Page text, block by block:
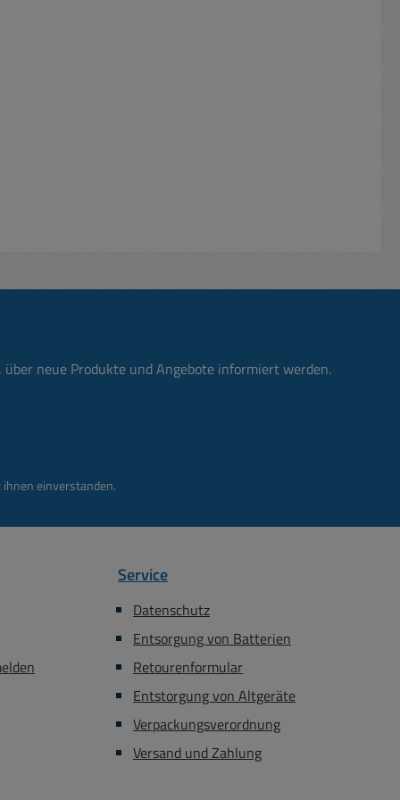
neue Produkte und Angebote informiert werden.
einverstanden.
Service
Datenschutz
Entsorgung von Batterien
Retourenformular
Entstorgung von Altgeräte
Verpackungsverordnung
Versand und Zahlung